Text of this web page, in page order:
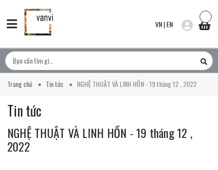
VN|EN
Trang chủ Tin tức NGHỆ THUẬT VÀ LINH HỒN - 19 tháng 12 , 2022
Tin tức
NGHỆ THUẬT VÀ LINH HỒN - 19 tháng 12 ,
2022